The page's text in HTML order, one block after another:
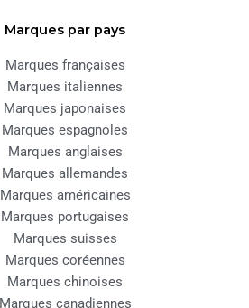
Marques par pays
Marques françaises
Marques italiennes
Marques japonaises
Marques espagnoles
Marques anglaises
Marques allemandes
Marques américaines
Marques portugaises
Marques suisses
Marques coréennes
Marques chinoises
Marques canadiennes